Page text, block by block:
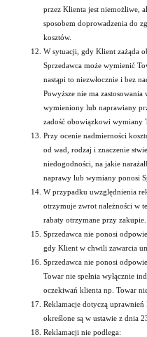
przez Klienta jest niemożliwe,
sposobem doprowadzenia do
kosztów.
W sytuacji, gdy Klient zażąda
Sprzedawca może wymienić
nastąpi to niezwłocznie i bez
Powyższe nie ma
wymieniony lub naprawiany
zadość obowiązkowi wymiany
Przy ocenie nadmierności
od wad, rodzaj i znaczenie
niedogodności, na jakie
naprawy lub wymiany ponosi
W przypadku uwzględnienia
otrzymuje zwrot należności w
rabaty otrzymane przy zakupie.
Sprzedawca nie ponosi
gdy Klient w chwili zawarcia
Sprzedawca nie ponosi
Towar nie spełnia wyłącznie
oczekiwań klienta np. Towar
Reklamacje dotyczą
określone są w ustawie z dnia
Reklamacji nie podlega: